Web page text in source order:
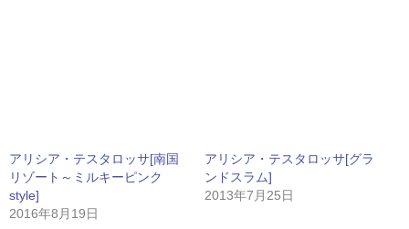
アリシア・テスタロッサ[南国
リゾート～ミルキーピンク
style]
2016年8月19日
アリシア・テスタロッサ[グラ
ンドスラム]
2013年7月25日